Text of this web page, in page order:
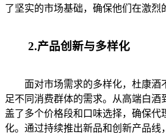
了坚实的市场基础，确保他们在激烈
2.产品创新与多样化
面对市场需求的多样化，杜康酒
足不同消费群体的需求。从高端白酒
盖了多个价格段和口味选择，确保代
化。通过持续推出新品和创新产品线